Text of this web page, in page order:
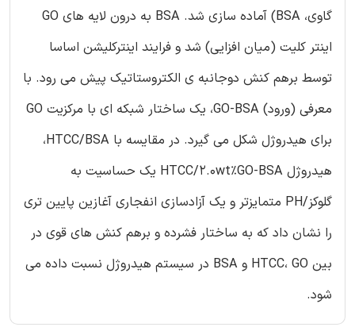
گاوی، BSA) آماده سازی شد. BSA به درون لایه های GO
اینتر کلیت (میان افزایی) شد و فرایند اینترکلیشن اساسا
توسط برهم کنش دوجانبه ی الکتروستاتیک پیش می رود. با
معرفی (ورود) GO-BSA، یک ساختار شبکه ای با مرکزیت GO
برای هیدروژل شکل می گیرد. در مقایسه با HTCC/BSA،
هیدروژل HTCC/2.0wt%GO-BSA یک حساسیت به
گلوکز/PH متمایزتر و یک آزادسازی انفجاری آغازین پایین تری
را نشان داد که به ساختار فشرده و برهم کنش های قوی در
بین HTCC، GO و BSA در سیستم هیدروژل نسبت داده می
شود.